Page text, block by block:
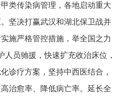
类传染病管理，各地启动重大
坚决打赢武汉和湖北保卫战并
施严格管控措施，举全国之力
员驰援，快速扩充收治床位，
诊疗方案，坚持中西医结合，
治愈率、降低病亡率。延长全